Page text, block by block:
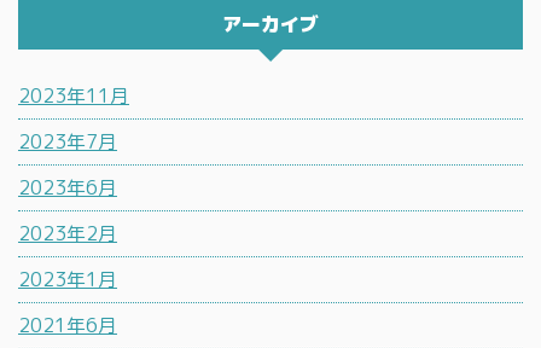
アーカイブ
2023年11月
2023年7月
2023年6月
2023年2月
2023年1月
2021年6月